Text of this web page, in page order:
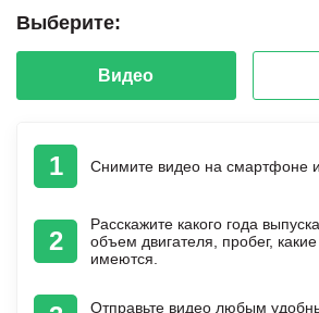
Выберите:
Видео
1 Снимите видео на смартфоне
2
Расскажите какого года
объем двигателя, пробег, какие
имеются.
Отправьте видео любым